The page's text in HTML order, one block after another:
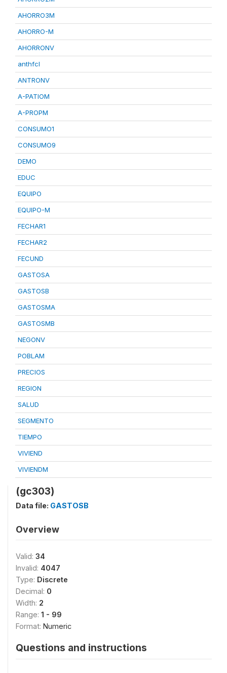
AHORRO3M
AHORRO-M
AHORRONV
anthfcl
ANTRONV
A-PATIOM
A-PROPM
CONSUMO1
CONSUMO9
DEMO
EDUC
EQUIPO
EQUIPO-M
FECHAR1
FECHAR2
FECUND
GASTOSA
GASTOSB
GASTOSMA
GASTOSMB
NEGONV
POBLAM
PRECIOS
REGION
SALUD
SEGMENTO
TIEMPO
VIVIEND
VIVIENDM
(gc303)
Data file: GASTOSB
Overview
Valid: 34
Invalid: 4047
Type: Discrete
Decimal: 0
Width: 2
Range: 1 - 99
Format: Numeric
Questions and instructions